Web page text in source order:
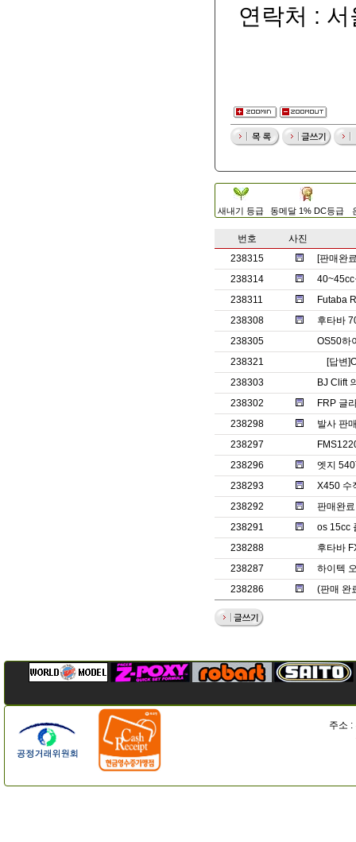
연락처 :
새내기 등급 동메달 1% DC등급
번호
사진
238315
[판매완
238314
40~45cc
238311
Futaba
238308
후타바
238305
OS50하
238321
[답변
238303
BJ Clift
238302
FRP 글
238298
발사 판
238297
238296
엣지
238293
X450 수
238292
판매완
238291
os 15cc
238288
후타바
238287
하이텍
238286
(판매 완
주소